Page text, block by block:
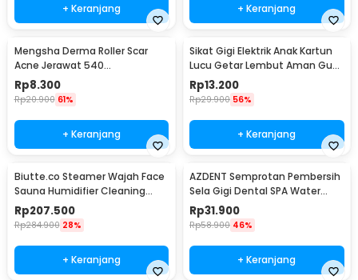
+ Keranjang + Keranjang
Mengsha Derma Roller Scar
Acne Jerawat 540
Microneedles 1.0mm - DRS100
Rp8.300
Rp20.900 61%
+ Keranjang
Sikat Gigi Elektrik Anak Kartun
Lucu Getar Lembut Aman Gusi
Baterai AA - H417
Rp13.200
Rp29.900 56%
+ Keranjang
Biutte.co Steamer Wajah Face
Sauna Humidifier Cleaning
Pore Nano Spray - K33C
Rp207.500
Rp284.900 28%
+ Keranjang
AZDENT Semprotan Pembersih
Sela Gigi Dental SPA Water
Floss - SP-001
Rp31.900
Rp58.900 46%
+ Keranjang